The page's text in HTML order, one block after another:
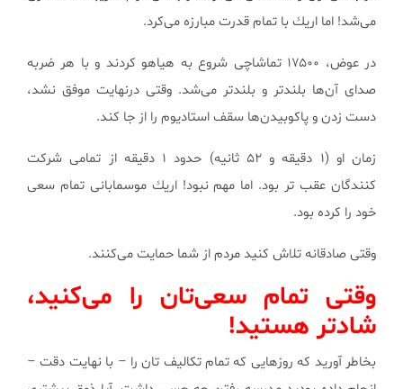
می‌شد! اما اریك با تمام قدرت مبارزه می‌كرد.
در عوض، ۱۷۵۰۰ تماشاچی شروع به هیاهو كردند و با هر ضربه
صدای آن‌ها بلندتر و بلندتر می‌شد. وقتی درنهایت موفق نشد،
دست زدن و پاكوبیدن‌ها سقف استادیوم را از جا كند.
زمان او (۱ دقیقه و ۵۲ ثانیه) حدود ۱ دقیقه از تمامی شركت
كنندگان عقب تر بود. اما مهم نبود! اریك موسمابانی تمام سعی
خود را كرده بود.
وقتی صادقانه تلاش كنید مردم از شما حمایت می‌كنند.
وقتی تمام سعی‌تان را می‌كنید،
شادتر هستید!
بخاطر آورید كه روزهایی كه تمام تكالیف تان را – با نهایت دقت –